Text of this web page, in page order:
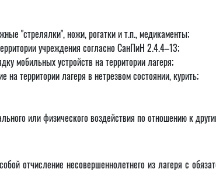
"стрелялки", ножи, рогатки и т.п., медикаменты;
учреждения согласно СанПиН 2.4.4–13;
мобильных устройств на территории лагеря;
территории лагеря в нетрезвом состоянии, курить;
или физического воздействия по отношению к
отчисление несовершеннолетнего из лагеря с